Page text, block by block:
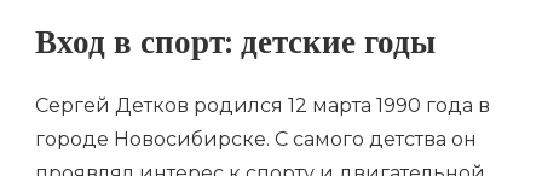
Вход в спорт: детские годы
Сергей Детков родился 12 марта 1990 года в
городе Новосибирске. С самого детства он